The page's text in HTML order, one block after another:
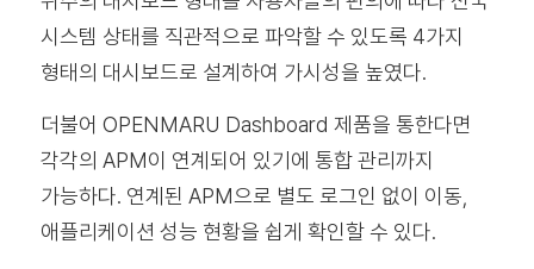
시스템 상태를 직관적으로 파악할 수 있도록 4가지
형태의 대시보드로 설계하여 가시성을 높였다.
더불어 OPENMARU Dashboard 제품을 통한다면
각각의 APM이 연계되어 있기에 통합 관리까지
가능하다. 연계된 APM으로 별도 로그인 없이 이동,
애플리케이션 성능 현황을 쉽게 확인할 수 있다.